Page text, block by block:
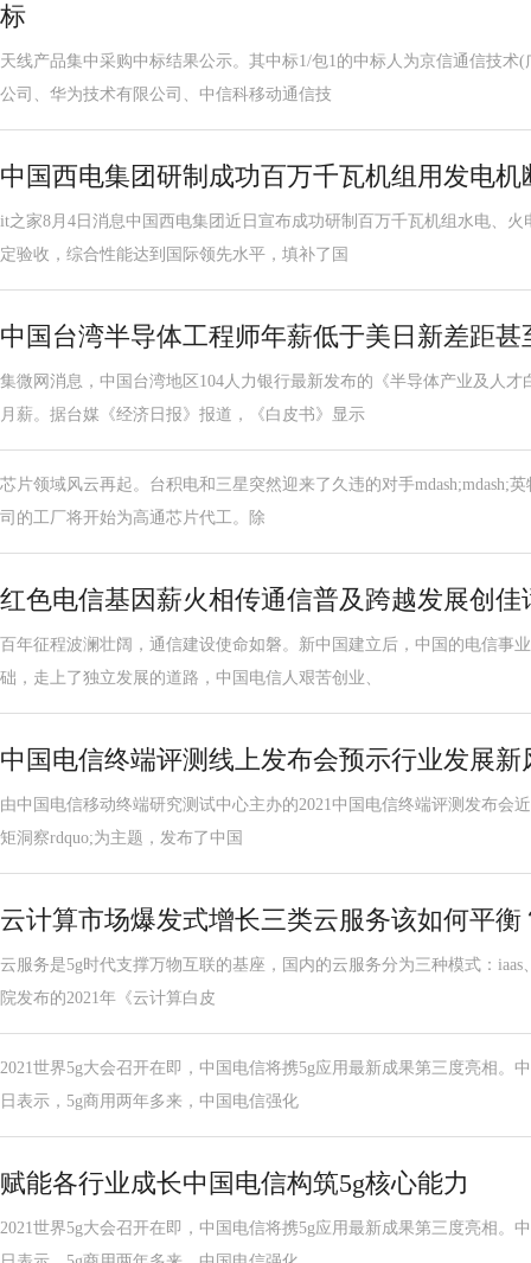
标
天线产品集中采购中标结果公示。其中标1/包1的中标人为京信通信技术
公司、华为技术有限公司、中信科移动通信技
中国西电集团研制成功百万千瓦机组用发电
it之家8月4日消息中国西电集团近日宣布成功研制百万千瓦机组水电、
定验收，综合性能达到国际领先水平，填补了国
中国台湾半导体工程师年薪低于美日新差距甚
集微网消息，中国台湾地区104人力银行最新发布的《半导体产业及人
月薪。据台媒《经济日报》报道，《白皮书》显示
芯片领域风云再起。台积电和三星突然迎来了久违的对手mdash;mdash;
司的工厂将开始为高通芯片代工。除
红色电信基因薪火相传通信普及跨越发展创佳
百年征程波澜壮阔，通信建设使命如磐。新中国建立后，中国的电信事
础，走上了独立发展的道路，中国电信人艰苦创业、
中国电信终端评测线上发布会预示行业发展新
由中国电信移动终端研究测试中心主办的2021中国电信终端评测发布会
矩洞察rdquo;为主题，发布了中国
云计算市场爆发式增长三类云服务该如何平衡
云服务是5g时代支撑万物互联的基座，国内的云服务分为三种模式：iaas
院发布的2021年《云计算白皮
2021世界5g大会召开在即，中国电信将携5g应用最新成果第三度亮相。
日表示，5g商用两年多来，中国电信强化
赋能各行业成长中国电信构筑5g核心能力
2021世界5g大会召开在即，中国电信将携5g应用最新成果第三度亮相。